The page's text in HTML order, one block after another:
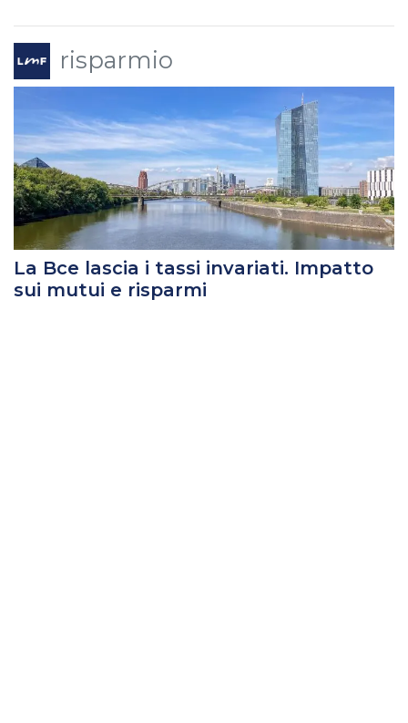
risparmio
La Bce lascia i tassi invariati. Impatto
sui mutui e risparmi